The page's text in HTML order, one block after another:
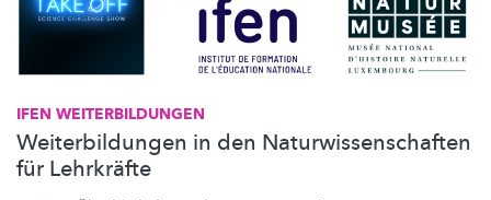
IFEN WEITERBILDUNGEN
Weiterbildungen in den Naturwissenschaften
für Lehrkräfte